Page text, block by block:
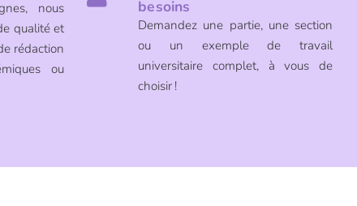
nous
qualité et
rédaction
ou
besoins
Demandez une partie, une section
ou un exemple de travail
universitaire complet, à vous de
choisir !